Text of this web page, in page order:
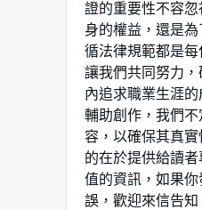
證的重要性不容
身的權益，還是
循法律規範都是每
讓我們共同努力
內追求職業生涯的
輔助創作，我們
容，以確保其真
的在於提供給讀
值的資訊，如果
誤，歡迎來信告